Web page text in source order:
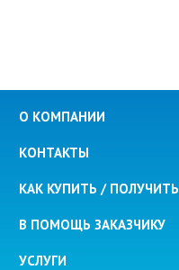
О КОМПАНИИ
КОНТАКТЫ
КАК КУПИТЬ / ПОЛУЧИТЬ
В ПОМОЩЬ ЗАКАЗЧИКУ
УСЛУГИ